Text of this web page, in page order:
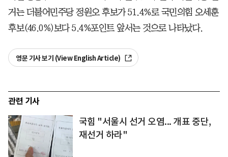
거는 더불어민주당 정원오 후보가 51.4%로 국민의힘 오세훈
후보(46.0%)보다 5.4%포인트 앞서는 것으로 나타났다.
영문 기사 보기 (View English Article)
관련 기사
국힘 "서울시 선거 오염... 개표 중단,
재선거 하라"